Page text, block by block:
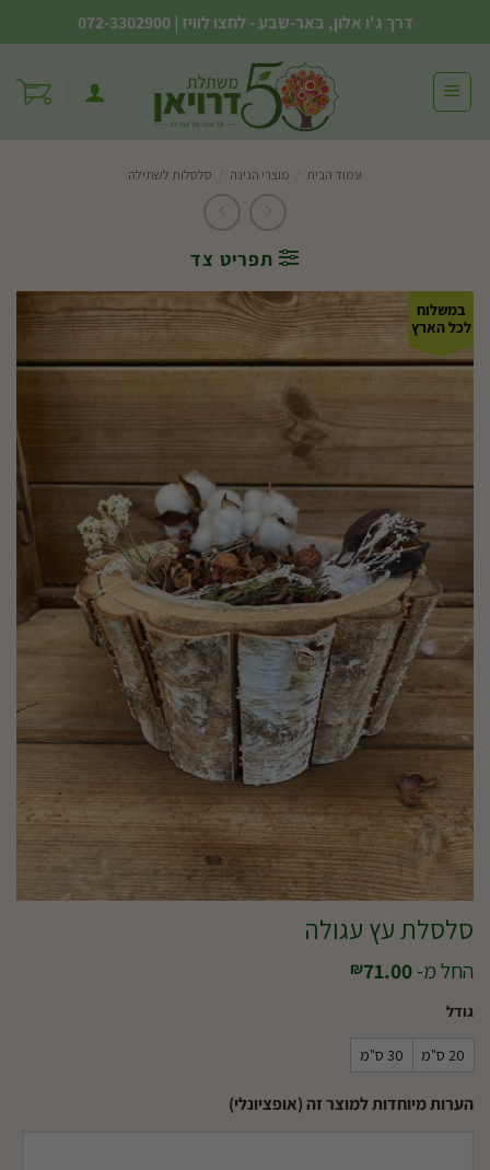
to
content
דרך ג'ו אלון, באר-שבע - לחצו לוויז |
072-3302900
עמוד הבית מוצרי הגינה סלסלות לשתילה
תפריט צד
במשלוח
לכל הארץ
סלסלת עץ עגולה
החל מ- ₪71.00
גודל
20 ס"מ 30 ס"מ
הערות מיוחדות למוצר זה (אופציונלי)